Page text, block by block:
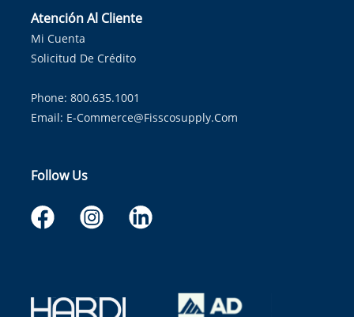
Atención Al Cliente
Mi Cuenta
Solicitud De Crédito
Phone: 800.635.1001
Email: E-Commerce@fisscosupply.com
Follow Us